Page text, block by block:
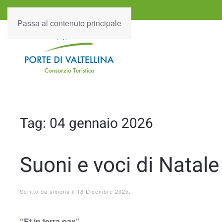
Passa al contenuto principale
Tag: 04 gennaio 2026
Suoni e voci di Natale
Scritto da simona il 18 Dicembre 2025